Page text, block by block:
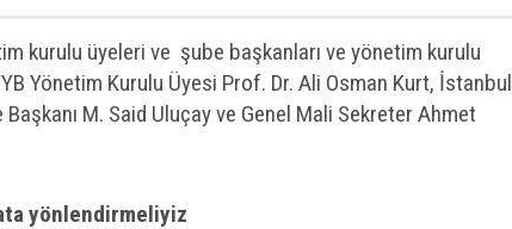
kurulu üyeleri ve şube başkanları ve yönetim kurulu
Yönetim Kurulu Üyesi Prof. Dr. Ali Osman Kurt, İstanbul
Başkanı M. Said Uluçay ve Genel Mali Sekreter Ahmet
yönlendirmeliyiz